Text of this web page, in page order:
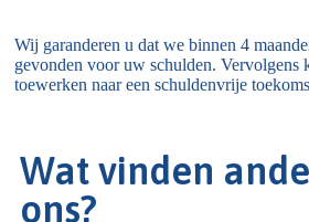
Wij garanderen u dat we binnen 4
gevonden voor uw schulden. Vervolgens
toewerken naar een schuldenvrije
Wat vinden
ons?